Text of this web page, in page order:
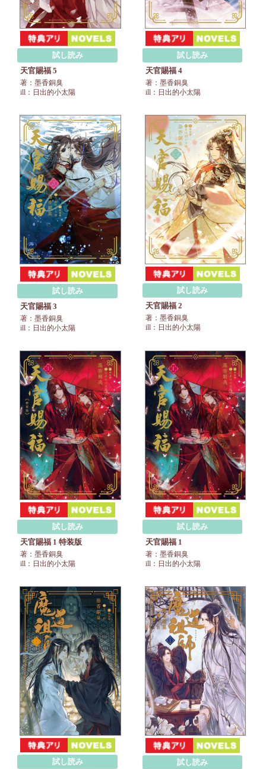
試し読み
天官賜福 5
著：墨香銅臭
ill：日出的小太陽
試し読み
天官賜福 4
著：墨香銅臭
ill：日出的小太陽
試し読み
天官賜福 3
著：墨香銅臭
ill：日出的小太陽
試し読み
天官賜福 2
著：墨香銅臭
ill：日出的小太陽
試し読み
天官賜福 1 特装版
著：墨香銅臭
ill：日出的小太陽
試し読み
天官賜福 1
著：墨香銅臭
ill：日出的小太陽
試し読み
試し読み